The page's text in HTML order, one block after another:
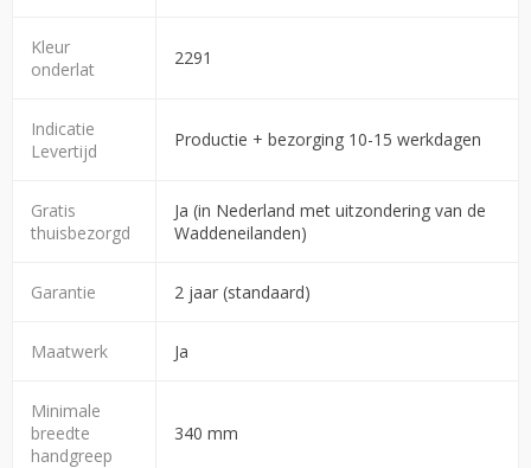
Kleur
onderlat
2291
Indicatie
Levertijd
Productie + bezorging 10-15 werkdagen
Gratis
thuisbezorgd
Ja (in Nederland met uitzondering van de
Waddeneilanden)
Garantie 2 jaar (standaard)
Maatwerk Ja
Minimale
breedte
handgreep
340 mm